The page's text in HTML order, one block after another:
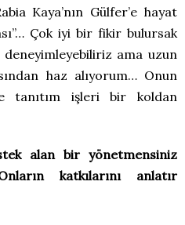
Kaya’nın Gülfer’e hayat
Çok iyi bir fikir bulursak
ama uzun
haz alıyorum… Onun
tanıtım işleri bir koldan
alan bir yönetmensiniz
katkılarını anlatır